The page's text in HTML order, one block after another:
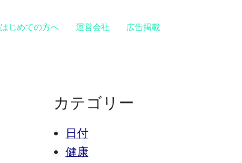
はじめての方へ 運営会社 広告掲載
カテゴリー
日付
健康